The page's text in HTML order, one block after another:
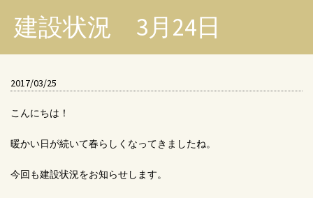
建設状況 3月24日
2017/03/25
こんにちは！
暖かい日が続いて春らしくなってきましたね。
今回も建設状況をお知らせします。